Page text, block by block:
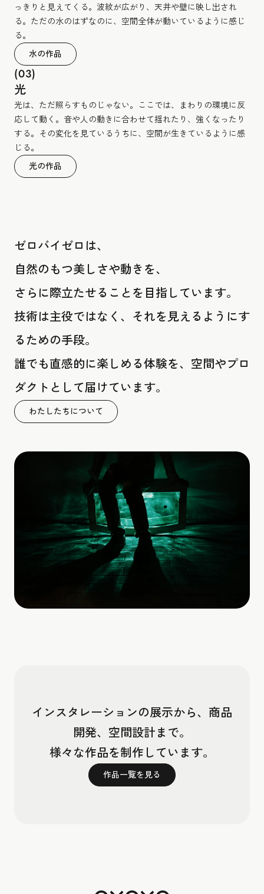
っきりと見えてくる。波紋が広がり、天井や壁に映し出され
る。ただの水のはずなのに、空間全体が動いているように感じ
る。
水の作品
(03)
光
光は、ただ照らすものじゃない。ここでは、まわりの環境に反
応して動く。音や人の動きに合わせて揺れたり、強くなったり
する。その変化を見ているうちに、空間が生きているように感
じる。
光の作品
ゼロバイゼロは、
自然のもつ美しさや動きを、
さらに際立たせることを目指しています。
技術は主役ではなく、それを見えるようにす
るための手段。
誰でも直感的に楽しめる体験を、空間やプロ
ダクトとして届けています。
わたしたちについて
インスタレーションの展示から、商品
開発、空間設計まで。
様々な作品を制作しています。
作品一覧を見る